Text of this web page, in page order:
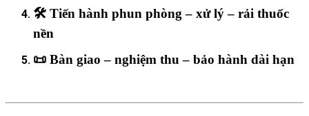
🛠 Tiến hành phun phòng – xử lý – rải thuốc
nền
📜 Bàn giao – nghiệm thu – bảo hành dài hạn